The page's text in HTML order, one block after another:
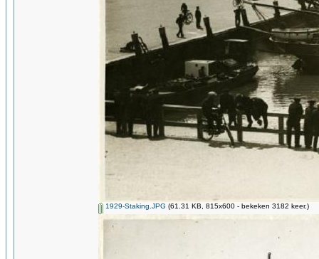
1929-Staking.JPG (61.31 KB, 815x600 - bekeken 3182 keer.)